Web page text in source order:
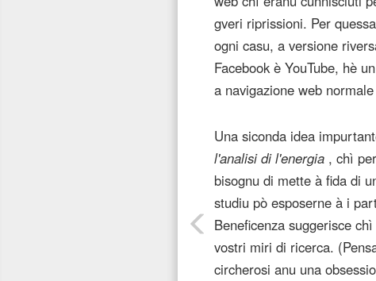
gveri riprissioni. Per
ogni casu, a versione
Facebook è YouTube, hè
a navigazione web normale
Una siconda idea
l'analisi di l'energia , chì
bisognu di mette à fida di
studiu pò esposerne à i
Beneficenza suggerisce
vostri miri di ricerca.
circherosi anu una